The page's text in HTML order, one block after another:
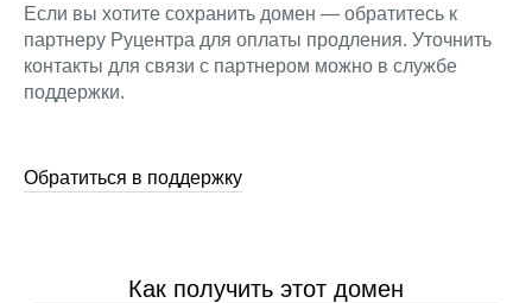
Если вы хотите сохранить домен — обратитесь к
партнеру Руцентра для оплаты продления. Уточнить
контакты для связи с партнером можно в службе
поддержки.
Обратиться в поддержку
Как получить этот домен